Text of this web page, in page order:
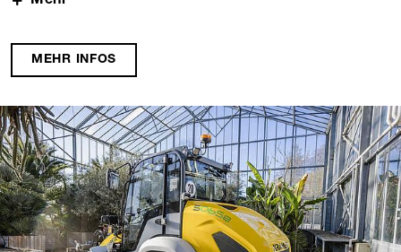
Schnellganggetriebe ecospeed optimiert in jeder Sekunde
und Emissionswerten. Das Getriebe übersetzt die
situativen Anforderungen in schnelles und direktes
Richtungswechsel.
MEHR INFOS